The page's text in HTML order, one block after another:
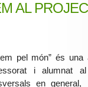
AL
pel món” és una
i alumnat
en